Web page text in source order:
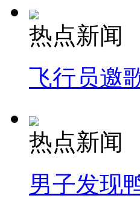
热点新闻
飞行员邀
热点新闻
男子发现